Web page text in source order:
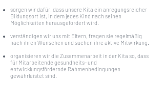
sorgen wir dafür, dass unsere Kita ein anregungsreicher
Bildungsort ist, in dem jedes Kind nach seinen
Möglichkeiten herausgefordert wird.
verständigen wir uns mit Eltern, fragen sie regelmäßig
nach ihren Wünschen und suchen ihre aktive Mitwirkung.
organisieren wir die Zusammenarbeit in der Kita so, dass
für Mitarbeitende gesundheits- und
entwicklungsfördernde Rahmenbedingungen
gewährleistet sind.